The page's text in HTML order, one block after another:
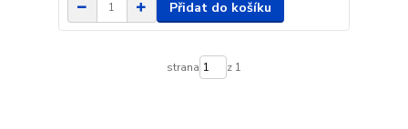
Přidat do košíku
strana z 1